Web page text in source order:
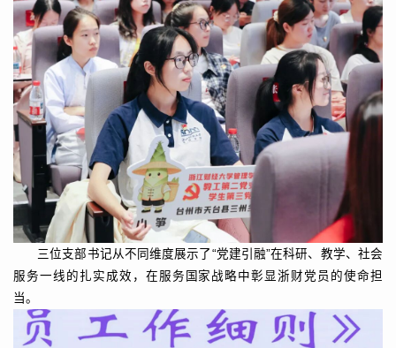
三位支部书记从不同维度展示了“党建引融”在科研、教学、社会
服务一线的扎实成效，在服务国家战略中彰显浙财党员的使命担
当。